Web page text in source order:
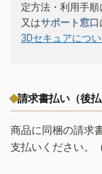
定方法・利用手順
又はサポート窓口
3Dセキュアにつ
請求書払い（後払
商品に同梱の請求
支払いください。